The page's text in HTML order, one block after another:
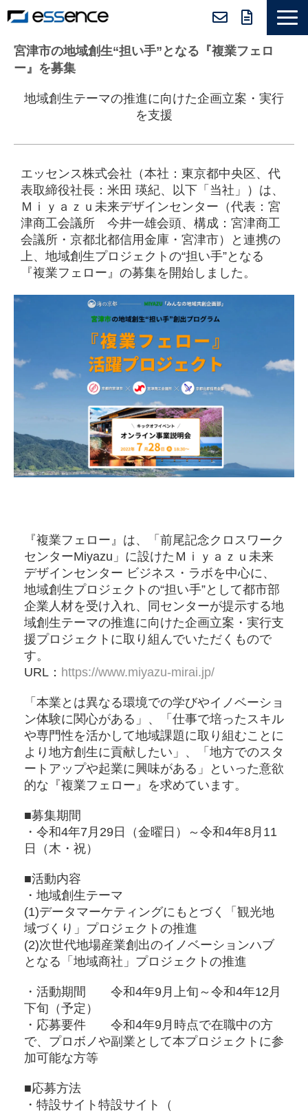
サービス紹介
会社紹介
セミナー＆コラム
宮津市の地域創生“担い手”となる『複業フェロ
ー』を募集
地域創生テーマの推進に向けた企画立案・実行
を支援
エッセンス株式会社（本社：東京都中央区、代
表取締役社長：⽶⽥ 瑛紀​​、以下「当社」）は、
Ｍｉｙａｚｕ未来デザインセンター（代表：宮
津商工会議所 今井一雄会頭、構成：宮津商工
会議所・京都北都信用金庫・宮津市）と連携の
上、地域創生プロジェクトの“担い手”となる
『複業フェロー』の募集を開始しました。
『複業フェロー』は、「前尾記念クロスワーク
センターMiyazu」に設けたＭｉｙａｚｕ未来
デザインセンター ビジネス・ラボを中心に、
地域創生プロジェクトの“担い手”として都市部
企業人材を受け入れ、同センターが提示する地
域創生テーマの推進に向けた企画立案・実行支
援プロジェクトに取り組んでいただくもので
す。
URL： https://www.miyazu-mirai.jp/
「本業とは異なる環境での学びやイノベーショ
ン体験に関心がある」、「仕事で培ったスキル
や専門性を活かして地域課題に取り組むことに
より地方創生に貢献したい」、「地方でのスタ
ートアップや起業に興味がある」といった意欲
的な『複業フェロー』を求めています。
■募集期間
・令和4年7月29日（金曜日）～令和4年8月11
日（木・祝）
■活動内容
・地域創生テーマ
(1)データマーケティングにもとづく「観光地
域づくり」プロジェクトの推進
(2)次世代地場産業創出のイノベーションハブ
となる「地域商社」プロジェクトの推進
・活動期間 令和4年9月上旬～令和4年12月
下旬（予定）
・応募要件 令和4年9月時点で在職中の方
で、プロボノや副業として本プロジェクトに参
加可能な方等​
■応募方法
・特設サイト特設サイト（